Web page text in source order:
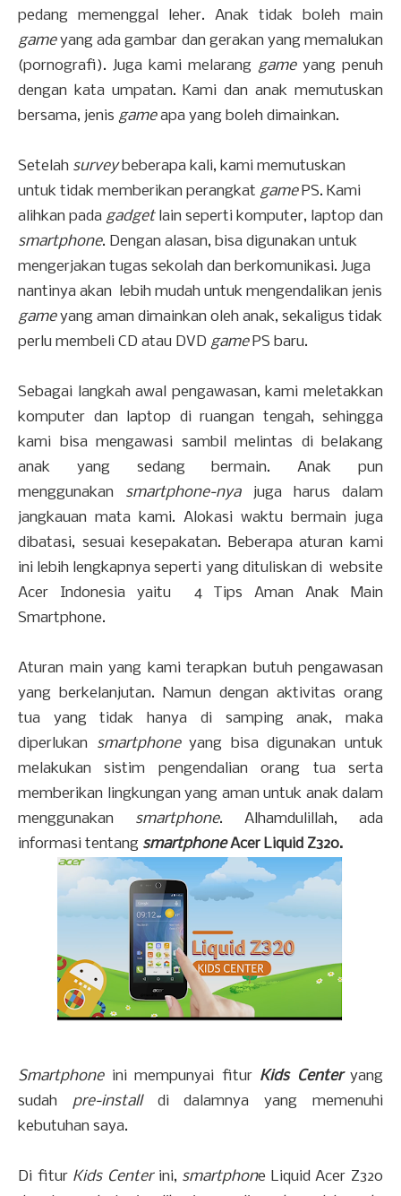
pedang memenggal leher. Anak tidak boleh main
gameyang ada gambar dan gerakan yang memalukan
(pornografi). Juga kami melarang game yang penuh
dengan kata umpatan. Kami dan anak memutuskan
bersama, jenis gameapa yang boleh dimainkan.
Setelah surveybeberapa kali, kami memutuskan
untuk tidak memberikan perangkat game PS. Kami
alihkan pada gadgetlain seperti komputer, laptop dan
smartphone. Dengan alasan, bisa digunakan untuk
mengerjakan tugas sekolah dan berkomunikasi. Juga
nantinya akan lebih mudah untuk mengendalikan jenis
gameyang aman dimainkan oleh anak, sekaligus tidak
perlu membeli CD atau DVD gamePS baru.
Sebagai langkah awal pengawasan, kami meletakkan
komputer dan laptop di ruangan tengah, sehingga
kami bisa mengawasi sambil melintas di belakang
anak yang sedang bermain. Anak pun
menggunakan smartphone-nya juga harus dalam
jangkauan mata kami. Alokasi waktu bermain juga
dibatasi, sesuai kesepakatan. Beberapa aturan kami
ini lebih lengkapnya seperti yang dituliskan di website
Acer Indonesia yaitu 4 Tips Aman Anak Main
Smartphone.
Aturan main yang kami terapkan butuh pengawasan
yang berkelanjutan. Namun dengan aktivitas orang
tua yang tidak hanya di samping anak, maka
diperlukan smartphoneyang bisa digunakan untuk
melakukan sistim pengendalian orang tua serta
memberikan lingkungan yang aman untuk anak dalam
menggunakan smartphone. Alhamdulillah, ada
informasi tentang smartphoneAcer Liquid Z320.
Smartphone ini mempunyai fitur Kids Centeryang
sudah pre-installdi dalamnya yang memenuhi
kebutuhan saya.
Di fitur Kids Centerini, smartphone Liquid Acer Z320